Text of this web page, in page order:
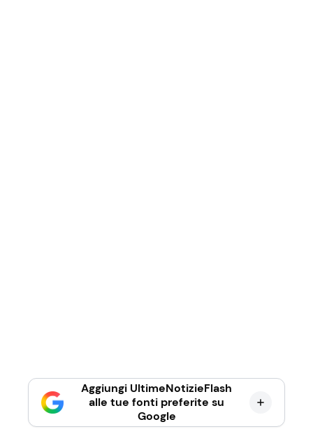
Aggiungi UltimeNotizieFlash
alle tue fonti preferite su
Google